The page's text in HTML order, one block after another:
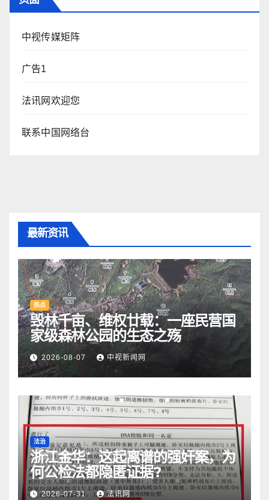
中视传媒矩阵
广告1
法讯网欢迎您
联系中国网络台
最新资讯
热点
毁林千亩、维权廿载：一座民营国
家级森林公园的生态之殇
2026-08-07 中视新闻网
法治
浙江金华：​这起离谱的强奸案，为
何公检法都隐匿证据?
2026-07-31 法讯网